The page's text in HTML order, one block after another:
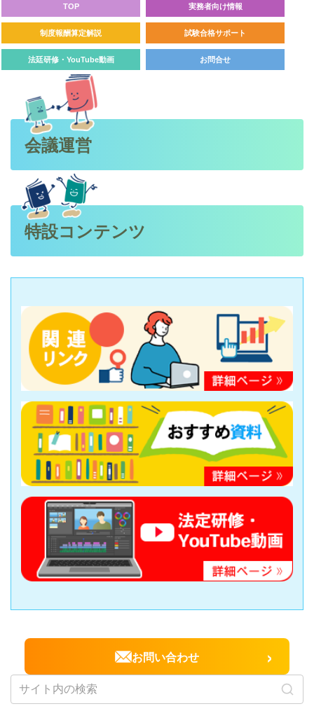
TOP 実務者向け情報
制度報酬算定解説 試験合格サポート
法廷研修・YouTube動画 お問合せ
会議運営
特設コンテンツ
お問い合わせ ›